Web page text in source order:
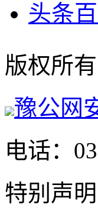
头条
版权所
豫公网
电话：
特别声